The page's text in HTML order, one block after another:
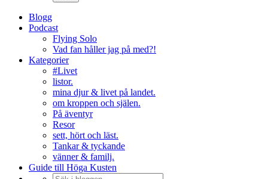
Blogg
Podcast
Flying Solo
Vad fan håller jag på med?!
Kategorier
#Livet
listor.
mina djur & livet på landet.
om kroppen och själen.
På äventyr
Resor
sett, hört och läst.
Tankar & tyckande
vänner & familj.
Guide till Höga Kusten